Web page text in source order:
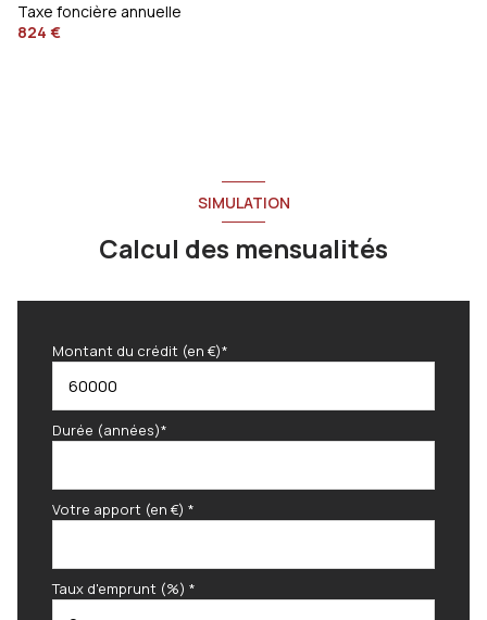
Taxe foncière annuelle
824 €
SIMULATION
Calcul des mensualités
Montant du crédit (en €)*
Durée (années)*
Votre apport (en €) *
Taux d'emprunt (%) *